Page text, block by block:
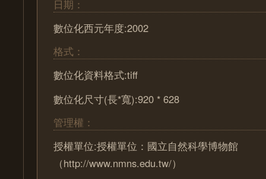
日期：
數位化西元年度:2002
格式：
數位化資料格式:tiff
數位化尺寸(長*寬):920 * 628
管理權：
授權單位:授權單位：國立自然科學博物館
（http://www.nmns.edu.tw/）